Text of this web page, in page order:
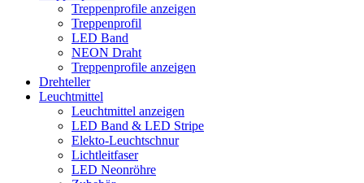
Treppenprofile anzeigen
Treppenprofil
LED Band
NEON Draht
Treppenprofile anzeigen
Drehteller
Leuchtmittel
Leuchtmittel anzeigen
LED Band & LED Stripe
Elekto-Leuchtschnur
Lichtleitfaser
LED Neonröhre